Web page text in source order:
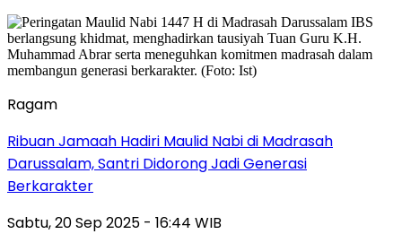
Ragam
Ribuan Jamaah Hadiri Maulid Nabi di Madrasah
Darussalam, Santri Didorong Jadi Generasi
Berkarakter
Sabtu, 20 Sep 2025 - 16:44 WIB